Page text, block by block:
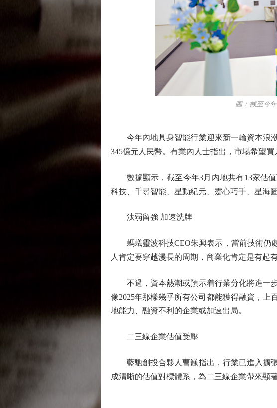
圖：截至今年3
今年內地具身智能行業迎來新一輪資本浪潮
345億元人民幣。有業內人士指出，市場希望買
數據顯示，截至今年3月內地共有13家估值
科技、千尋智能、星動紀元、靈心巧手、星海
汰弱留強 加速洗牌
螞蟻靈波科技CEO朱興表示，當前技術仍處
人肯定要穿越漫長的周期，商業化肯定是有起有
不過，資本熱潮或預示着行業分化將進一步
像2025年那樣幾乎所有公司都能獲得融資，上
地能力、融資不利的企業或加速出局。
二三線企業估值受壓
藍馳創投合夥人曹巍指出，行業已進入擴張
成清晰的估值對標體系，為二三線企業帶來顯